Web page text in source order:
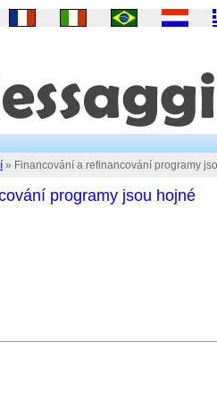
» Financování a refinancování programy
programy jsou hojné